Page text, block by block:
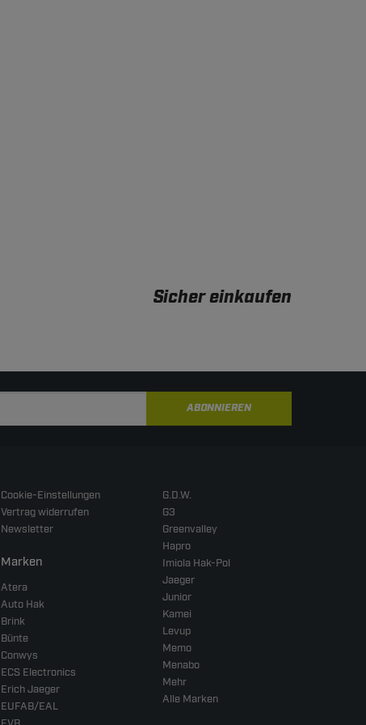
Sicher einkaufen
ABONNIEREN
Cookie-Einstellungen
Vertrag widerrufen
Newsletter
Marken
Atera
Auto Hak
Brink
Bünte
Conwys
ECS Electronics
Erich Jaeger
EUFAB/EAL
G.D.W.
G3
Greenvalley
Hapro
Imiola Hak-Pol
Jaeger
Junior
Kamei
Levup
Memo
Menabo
Mehr
Alle Marken